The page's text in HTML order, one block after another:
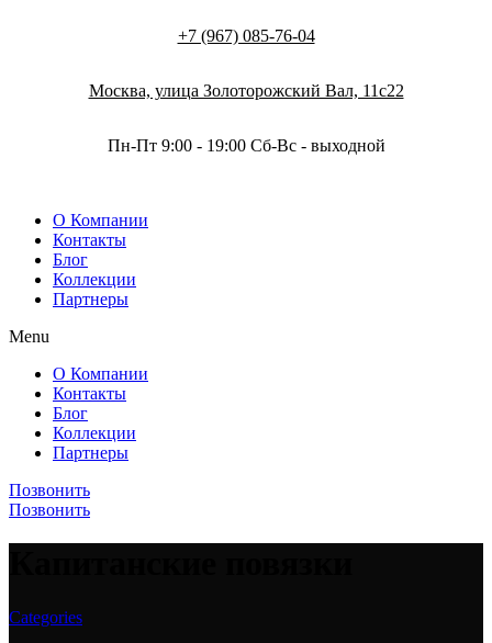
+7 (967) 085-76-04
Москва, улица Золоторожский Вал, 11с22
Пн-Пт 9:00 - 19:00 Сб-Вс - выходной
О Компании
Контакты
Блог
Коллекции
Партнеры
Menu
О Компании
Контакты
Блог
Коллекции
Партнеры
Позвонить
Позвонить
Categories